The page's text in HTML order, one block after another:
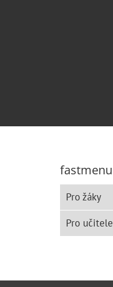
fastmenu
Pro žáky
Pro učitele